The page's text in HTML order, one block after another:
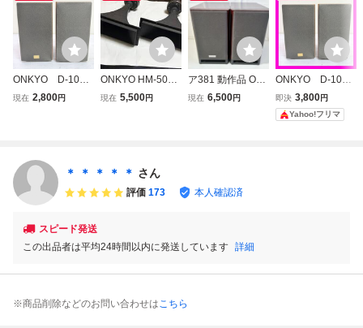
ONKYO D-105M
2way スピー
現在 2,800円
ONKYO HM-500A
MKII ホーン型スコ
オンキョー
現在 5,500円
ア381 動作品 ON
KYO オンキョー
現在 6,500円
ONKYO D-105M
2way スピー
カー ペア 動作
品
即決 3,800円
Yahoo!フリマ
＊ ＊ ＊ ＊ ＊ さん
評価 173 本人確認済
スピード発送
この出品者は平均24時間以内に発送しています 詳細
※商品削除などのお問い合わせはこちら